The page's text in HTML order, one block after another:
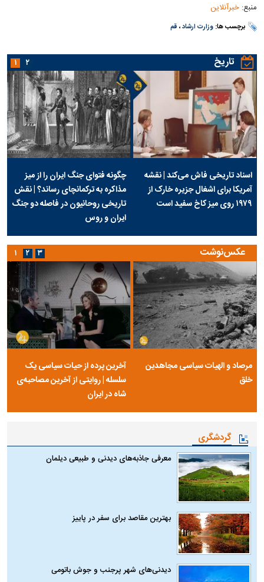
منبع:خبرآنلاین
برچسب ها:وزارت ارشاد، قم
تاریخ
اسناد تاریخی فاش می‌کند | نقشه
آمریکا برای اشغال جزیره خارک از
۱۹۷۹ روی میز کاخ سفید است
چگونه فتوای جنگ ایران را از میز
مذاکره به ترکمانچای رساند؟ | نقش
تاریخی روحانیون در فاصله دو جنگ
ایران و روس
۱ ۲
عکس‌نوشت
مرصاد و الهیات سیاسی مجاهدین
خلق
آخرین پرده از حیات سیاسی یک
سلسله | روایتی از آخرین مصاحبه‌ی
شاه در ایران
۱ ۲ ۳
گردشگری
معرفی جاذبه‌های دیدنی و طبیعی دیلمان
بهترین مقاصد برای سفر در پاییز
دیدنی‌های شهر پرجنب و جوش باتومی